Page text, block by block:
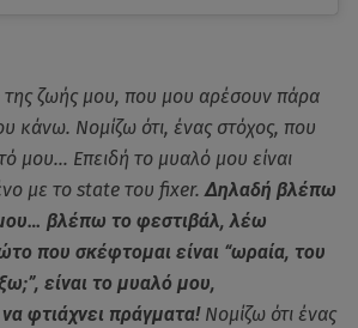
της ζωής μου, που μου αρέσουν πάρα
κάνω. Νομίζω ότι, ένας στόχος, που
μου… Επειδή το μυαλό μου είναι
με το state του fixer.Δηλαδή βλέπω
βλέπω το φεστιβάλ, λέω
που σκέφτομαι είναι “ωραία, του
είναι το μυαλό μου,
φτιάχνει πράγματα!Νομίζω ότι ένας